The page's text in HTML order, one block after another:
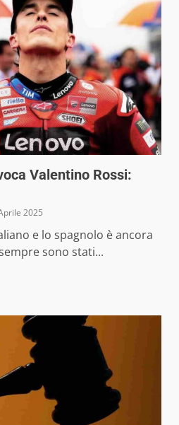
Valentino Rossi:
2025
e lo spagnolo è ancora
sono stati...